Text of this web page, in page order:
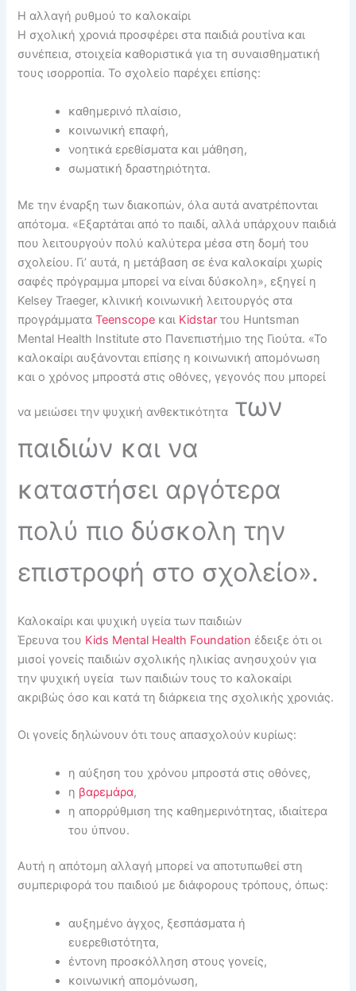
Η αλλαγή ρυθμού το καλοκαίρι
Η σχολική χρονιά προσφέρει στα παιδιά ρουτίνα και
συνέπεια, στοιχεία καθοριστικά για τη συναισθηματική
τους ισορροπία. Το σχολείο παρέχει επίσης:
καθημερινό πλαίσιο,
κοινωνική επαφή,
νοητικά ερεθίσματα και μάθηση,
σωματική δραστηριότητα.
Με την έναρξη των διακοπών, όλα αυτά ανατρέπονται
απότομα. «Εξαρτάται από το παιδί, αλλά υπάρχουν παιδιά
που λειτουργούν πολύ καλύτερα μέσα στη δομή του
σχολείου. Γι’ αυτά, η μετάβαση σε ένα καλοκαίρι χωρίς
σαφές πρόγραμμα μπορεί να είναι δύσκολη», εξηγεί η
Kelsey Traeger, κλινική κοινωνική λειτουργός στα
προγράμματαTeenscope και Kidstar του Huntsman
Mental Health Institute στο Πανεπιστήμιο της Γιούτα. «Το
καλοκαίρι αυξάνονται επίσης η κοινωνική απομόνωση
και ο χρόνος μπροστά στις οθόνες, γεγονός που μπορεί
να μειώσει την ψυχική ανθεκτικότητα των
παιδιών και να
καταστήσει αργότερα
πολύ πιο δύσκολη την
επιστροφή στο σχολείο».
Καλοκαίρι και ψυχική υγεία των παιδιών
Έρευνα του Kids Mental Health Foundation έδειξε ότι οι
μισοί γονείς παιδιών σχολικής ηλικίας ανησυχούν για
την ψυχική υγεία των παιδιών τους το καλοκαίρι
ακριβώς όσο και κατά τη διάρκεια της σχολικής χρονιάς.
Οι γονείς δηλώνουν ότι τους απασχολούν κυρίως:
η αύξηση του χρόνου μπροστά στις οθόνες,
η βαρεμάρα,
η απορρύθμιση της καθημερινότητας, ιδιαίτερα
του ύπνου.
Αυτή η απότομη αλλαγή μπορεί να αποτυπωθεί στη
συμπεριφορά του παιδιού με διάφορους τρόπους, όπως:
αυξημένο άγχος, ξεσπάσματα ή
ευερεθιστότητα,
έντονη προσκόλληση στους γονείς,
κοινωνική απομόνωση,